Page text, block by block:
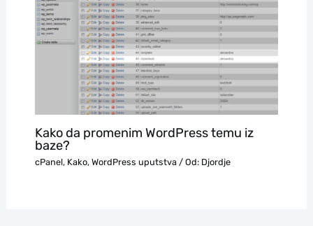
Kako da promenim WordPress temu iz
baze?
cPanel, Kako, WordPress uputstva/ Od: Djordje